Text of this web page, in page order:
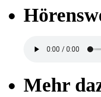
Mehr